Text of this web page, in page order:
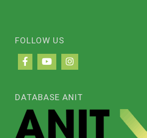
FOLLOW US
DATABASE ANIT